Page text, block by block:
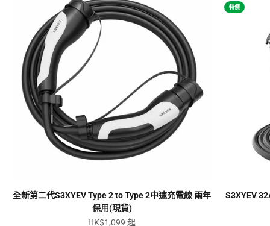
全新第二代S3XYEV Type 2 to Type 2中速充電線 兩年
保用(現貨)
促銷價
HK$1,099 起
特價
S3XYEV